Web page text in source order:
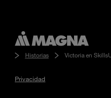
Historias Victoria en
Privacidad